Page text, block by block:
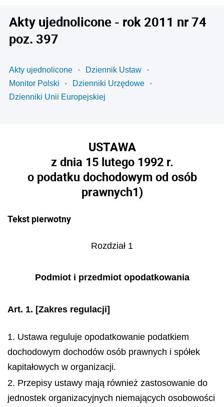
Akty ujednolicone - rok 2011 nr 74
poz. 397
Akty ujednolicone
Dziennik Ustaw
Monitor Polski
Dzienniki Urzędowe
Dzienniki Unii Europejskiej
USTAWA
z dnia 15 lutego 1992 r.
o podatku dochodowym od osób
prawnych1)
Tekst pierwotny
Rozdział 1
Podmiot i przedmiot opodatkowania
Art. 1. [Zakres regulacji]
1. Ustawa reguluje opodatkowanie podatkiem
dochodowym dochodów osób prawnych i spółek
kapitałowych w organizacji.
2. Przepisy ustawy mają również zastosowanie do
jednostek organizacyjnych niemających osobowości